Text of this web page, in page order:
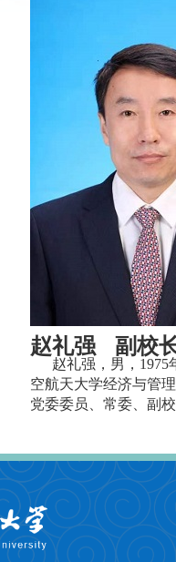
赵礼强 副校
赵礼强，男，
空航天大学经济与管
党委委员、常委、副校